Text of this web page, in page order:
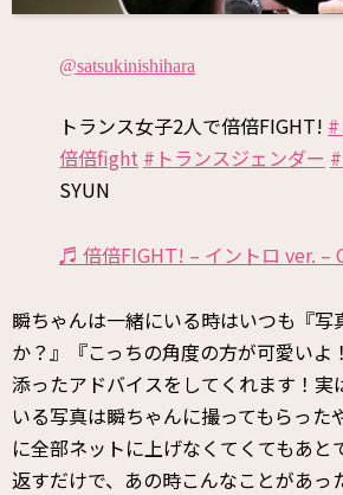
@satsukinishihara
トランス女子2人で倍倍FIGHT!
倍倍fight #トランスジェンダー
SYUN
♬ 倍倍FIGHT! – イントロ ver. –
瞬ちゃんは一緒にいる時はいつも『写
か？』『こっちの角度の方が可愛いよ
添ったアドバイスをしてくれます！実
いる写真は瞬ちゃんに撮ってもらった
に全部ネットに上げなくてくてもあと
返すだけで、あの時こんなことがあっ